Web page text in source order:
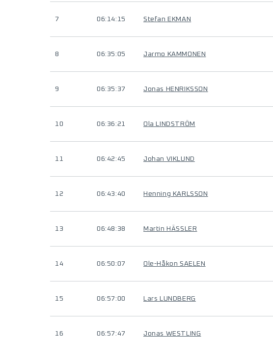
7 06:14:15 Stefan EKMAN
8 06:35:05 Jarmo KAMMONEN
9 06:35:37 Jonas HENRIKSSON
10 06:36:21 Ola LINDSTRÖM
11 06:42:45 Johan VIKLUND
12 06:43:40 Henning KARLSSON
13 06:48:38 Martin HÄSSLER
14 06:50:07 Ole-Håkon SAELEN
15 06:57:00 Lars LUNDBERG
16 06:57:47 Jonas WESTLING